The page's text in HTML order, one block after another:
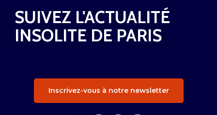
SUIVEZ L'ACTUALITÉ
INSOLITE DE PARIS
Inscrivez-vous à notre newsletter